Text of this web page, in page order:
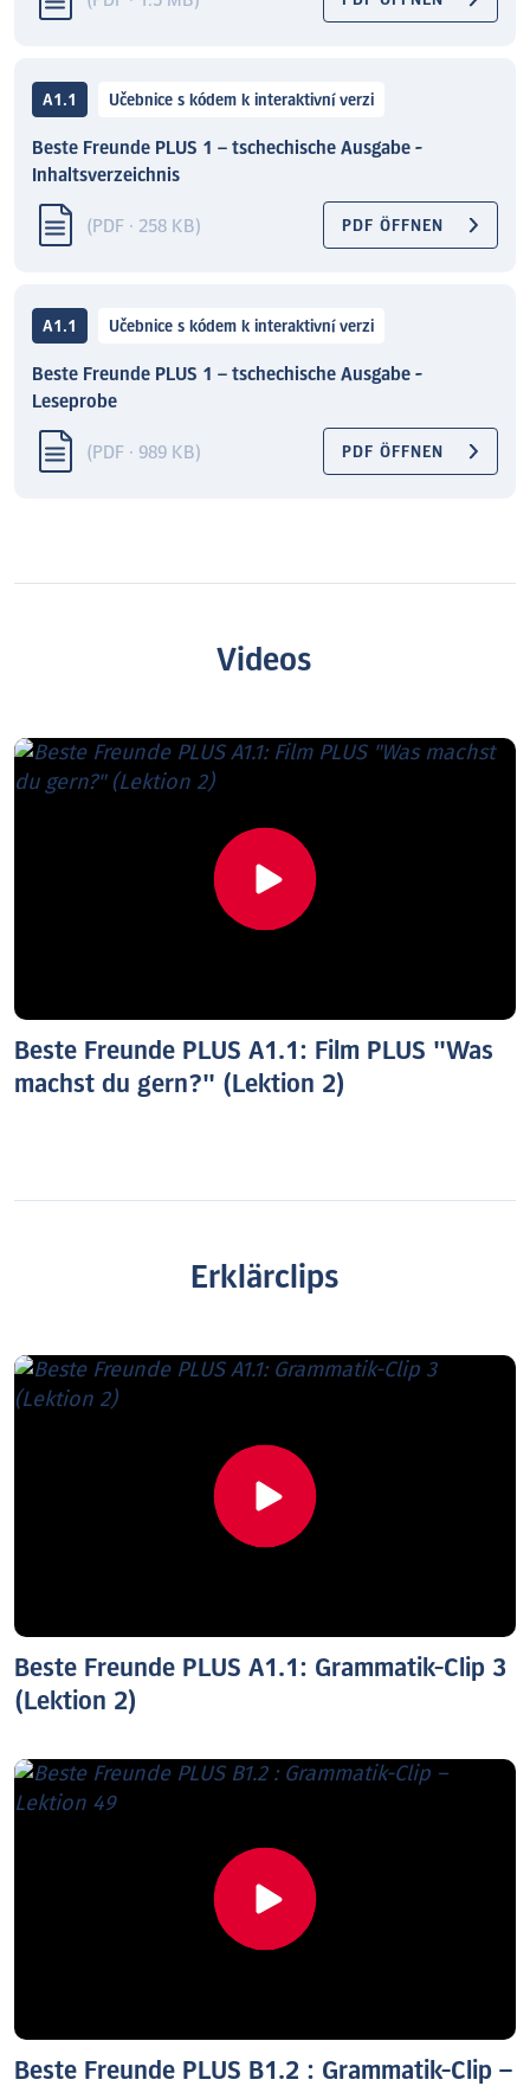
A1.1 Učebnice s kódem k interaktivní verzi
Beste Freunde PLUS 1 – tschechische Ausgabe -
Inhaltsverzeichnis
(PDF · 258 KB) PDF ÖFFNEN
A1.1 Učebnice s kódem k interaktivní verzi
Beste Freunde PLUS 1 – tschechische Ausgabe -
Leseprobe
(PDF · 989 KB) PDF ÖFFNEN
Videos
Beste Freunde PLUS A1.1: Film PLUS "Was
machst du gern?" (Lektion 2)
Erklärclips
Beste Freunde PLUS A1.1: Grammatik-Clip 3
(Lektion 2)
Beste Freunde PLUS B1.2 : Grammatik-Clip –